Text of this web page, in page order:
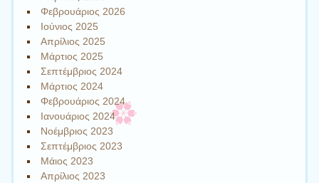
Φεβρουάριος 2026
Ιούνιος 2025
Απρίλιος 2025
Μάρτιος 2025
Σεπτέμβριος 2024
Μάρτιος 2024
Φεβρουάριος 2024
Ιανουάριος 2024
Νοέμβριος 2023
Σεπτέμβριος 2023
Μάιος 2023
Απρίλιος 2023